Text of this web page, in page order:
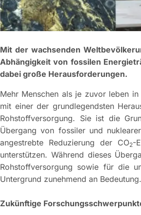
Mit der wachsenden
Abhängigkeit von fossilen
dabei große Herausforderungen.
Mehr Menschen als je zuvor leben
mit einer der grundlegendsten
Rohstoffversorgung. Sie ist die
Übergang von fossiler und
angestrebte Reduzierung der CO2-
unterstützen. Während dieses
Rohstoffversorgung sowie für die
Untergrund zunehmend an Bedeutung.
Zukünftige